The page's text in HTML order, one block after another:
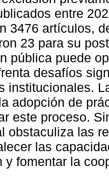
entre
3476 artículos,
23 para su
pública puede
desafíos
institucionales.
adopción de
este proceso.
obstaculiza las
las
y fomentar la